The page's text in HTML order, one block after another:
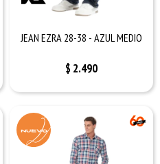
JEAN EZRA 28-38 - AZUL MEDIO
$ 2.490